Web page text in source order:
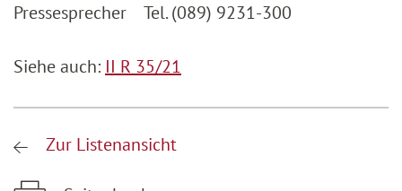
Pressesprecher Tel. (089) 9231-300
Siehe auch: II R 35/21
Zur Listenansicht